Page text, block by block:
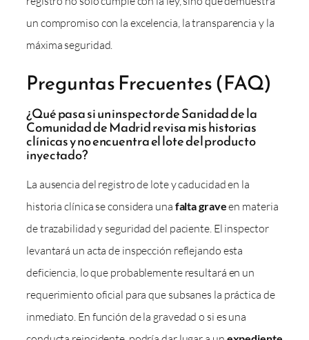
un compromiso con la excelencia, la transparencia y la
máxima seguridad.
Preguntas Frecuentes (FAQ)
¿Qué pasa si un inspector de Sanidad de la
Comunidad de Madrid revisa mis historias
clínicas y no encuentra el lote del producto
inyectado?
La ausencia del registro de lote y caducidad en la
historia clínica se considera una falta graveen materia
de trazabilidad y seguridad del paciente. El inspector
levantará un acta de inspección reflejando esta
deficiencia, lo que probablemente resultará en un
requerimiento oficial para que subsanes la práctica de
inmediato. En función de la gravedad o si es una